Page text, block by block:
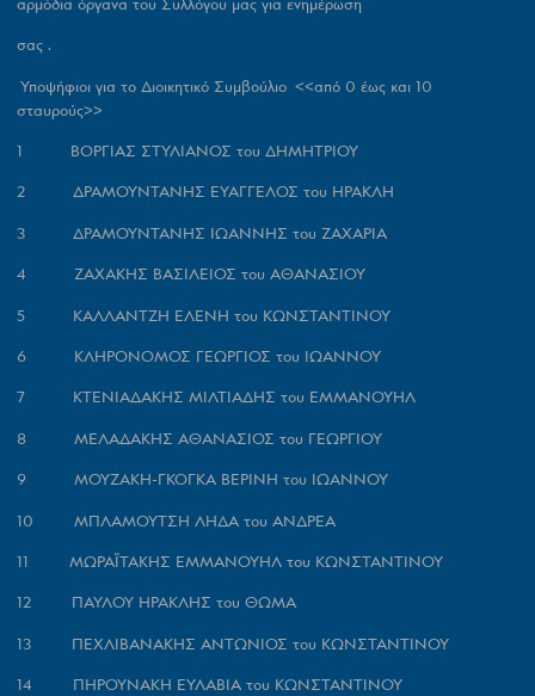
σας .
Υποψήφιοι για το Διοικητικό Συμβούλιο <<από 0 έως και 10
σταυρούς>>
1 ΒΟΡΓΙΑΣ ΣΤΥΛΙΑΝΟΣ του ΔΗΜΗΤΡΙΟΥ
2 ΔΡΑΜΟΥΝΤΑΝΗΣ ΕΥΑΓΓΕΛΟΣ του ΗΡΑΚΛΗ
3 ΔΡΑΜΟΥΝΤΑΝΗΣ ΙΩΑΝΝΗΣ του ΖΑΧΑΡΙΑ
4 ΖΑΧΑΚΗΣ ΒΑΣΙΛΕΙΟΣ του ΑΘΑΝΑΣΙΟΥ
5 ΚΑΛΛΑΝΤΖΗ ΕΛΕΝΗ του ΚΩΝΣΤΑΝΤΙΝΟΥ
6 ΚΛΗΡΟΝΟΜΟΣ ΓΕΩΡΓΙΟΣ του ΙΩΑΝΝΟΥ
7 ΚΤΕΝΙΑΔΑΚΗΣ ΜΙΛΤΙΑΔΗΣ του ΕΜΜΑΝΟΥΗΛ
8 ΜΕΛΑΔΑΚΗΣ ΑΘΑΝΑΣΙΟΣ του ΓΕΩΡΓΙΟΥ
9 ΜΟΥΖΑΚΗ-ΓΚΟΓΚΑ ΒΕΡΙΝΗ του ΙΩΑΝΝΟΥ
10 ΜΠΛΑΜΟΥΤΣΗ ΛΗΔΑ του ΑΝΔΡΕΑ
11 ΜΩΡΑΪΤΑΚΗΣ ΕΜΜΑΝΟΥΗΛ του ΚΩΝΣΤΑΝΤΙΝΟΥ
12 ΠΑΥΛΟΥ ΗΡΑΚΛΗΣ του ΘΩΜΑ
13 ΠΕΧΛΙΒΑΝΑΚΗΣ ΑΝΤΩΝΙΟΣ του ΚΩΝΣΤΑΝΤΙΝΟΥ
14 ΠΗΡΟΥΝΑΚΗ ΕΥΛΑΒΙΑ του ΚΩΝΣΤΑΝΤΙΝΟΥ